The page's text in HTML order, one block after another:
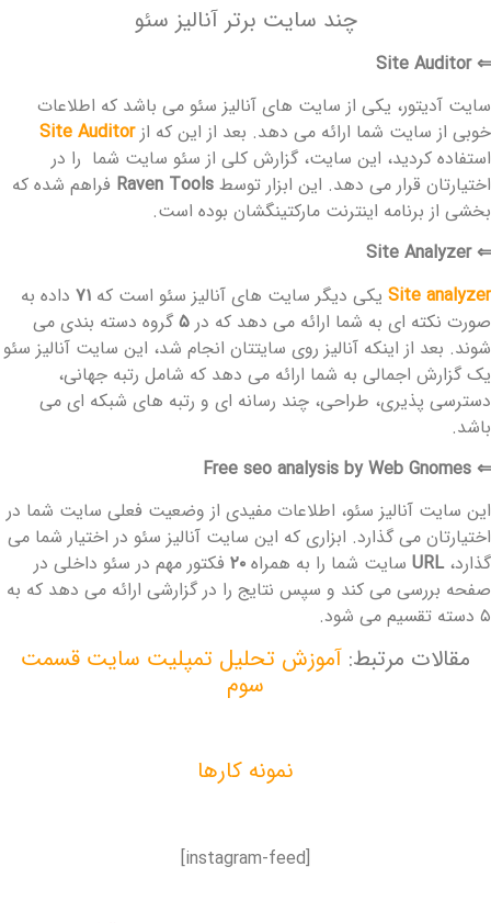
چند سایت برتر آنالیز سئو
⇐
Site Auditor
سایت آدیتور، یکی از سایت های آنالیز سئو می باشد که اطلاعات
خوبی از سایت شما ارائه می دهد. بعد از این که از Site Auditor
استفاده کردید، این سایت، گزارش کلی از سئو سایت شما را در
اختیارتان قرار می دهد. این ابزار توسط Raven Tools فراهم شده که
بخشی از برنامه اینترنت مارکتینگشان بوده است.
⇐ Site Analyzer
Site analyzerیکی دیگر سایت های آنالیز سئو است که ۷۱داده به
صورت نکته ای به شما ارائه می دهد که در ۵گروه دسته بندی می
شوند. بعد از اینکه آنالیز روی سایتتان انجام شد، این سایت آنالیز سئو
یک گزارش اجمالی به شما ارائه می دهد که شامل رتبه جهانی،
دسترسی پذیری، طراحی، چند رسانه ای و رتبه های شبکه ای می
باشد.
⇐ Free seo analysis by Web Gnomes
این سایت آنالیز سئو، اطلاعات مفیدی از وضعیت فعلی سایت شما در
اختیارتان می گذارد. ابزاری که این سایت آنالیز سئو در اختیار شما می
گذارد،
سایت شما را به همراه ۲۰فکتور مهم در سئو داخلی در
صفحه بررسی می کند و سپس نتایج را در گزارشی ارائه می دهد که به
۵ دسته تقسیم می شود.
مقالات مرتبط: آموزش تحلیل تمپلیت سایت قسمت
سوم
نمونه کارها
[instagram-feed]